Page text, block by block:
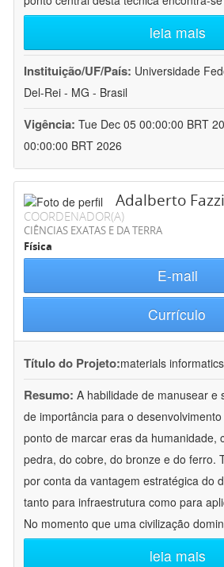
leia mais
Instituição/UF/País: Universidade
Del-Rei - MG - Brasil
Vigência: Tue Dec 05 00:00:00 BRT
00:00:00 BRT 2026
Adalberto
COORDENADOR(A)
CIÊNCIAS EXATAS E DA TERRA
Física
E-mail
Currículo
Título do Projeto:materials informatics
Resumo: A habilidade de manusear e
de importância para o
ponto de marcar eras da humanidade,
pedra, do cobre, do bronze e do ferro.
por conta da vantagem estratégica do
tanto para infraestrutura como para
No momento que uma civilização
leia mais